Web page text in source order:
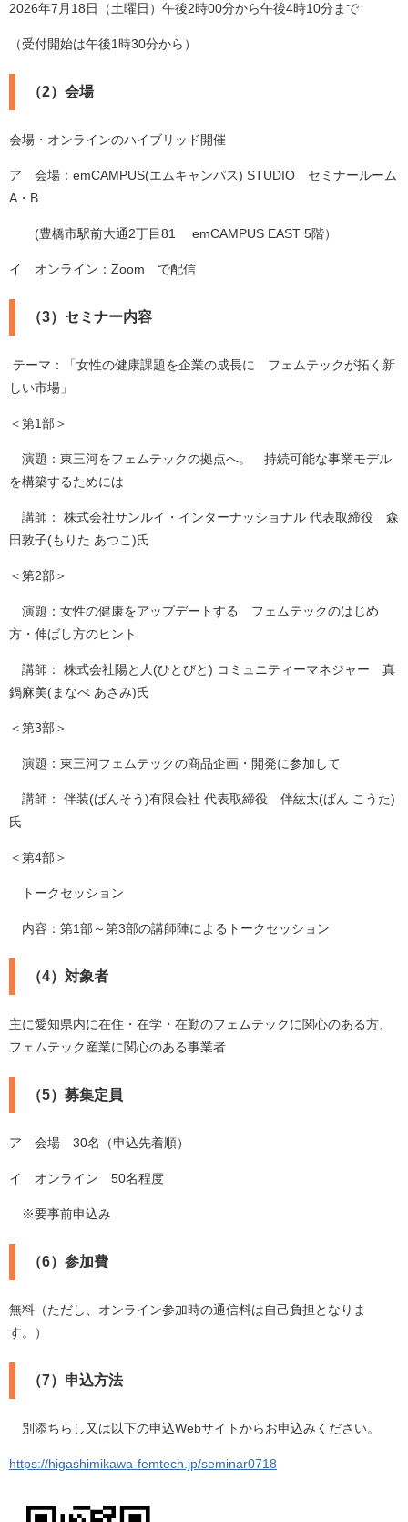
2026年7月18日（土曜日）午後2時00分から午後4時10分まで
（受付開始は午後1時30分から）
（2）会場
会場・オンラインのハイブリッド開催
ア 会場：emCAMPUS(エムキャンパス) STUDIO セミナールーム
A・B
(豊橋市駅前大通2丁目81 emCAMPUS EAST 5階）
イ オンライン：Zoom で配信
（3）セミナー内容
テーマ：「女性の健康課題を企業の成長に フェムテックが拓く新
しい市場」
＜第1部＞
演題：東三河をフェムテックの拠点へ。 持続可能な事業モデル
を構築するためには
講師： 株式会社サンルイ・インターナッショナル 代表取締役 森
田敦子(もりた あつこ)氏
＜第2部＞
演題：女性の健康をアップデートする フェムテックのはじめ
方・伸ばし方のヒント
講師： 株式会社陽と人(ひとびと) コミュニティーマネジャー 真
鍋麻美(まなべ あさみ)氏
＜第3部＞
演題：東三河フェムテックの商品企画・開発に参加して
講師： 伴装(ばんそう)有限会社 代表取締役 伴紘太(ばん こうた)
氏
＜第4部＞
トークセッション
内容：第1部～第3部の講師陣によるトークセッション
（4）対象者
主に愛知県内に在住・在学・在勤のフェムテックに関心のある方、
フェムテック産業に関心のある事業者
（5）募集定員
ア 会場 30名（申込先着順）
イ オンライン 50名程度
※要事前申込み
（6）参加費
無料（ただし、オンライン参加時の通信料は自己負担となりま
す。）
（7）申込方法
別添ちらし又は以下の申込Webサイトからお申込みください。
https://higashimikawa-femtech.jp/seminar0718